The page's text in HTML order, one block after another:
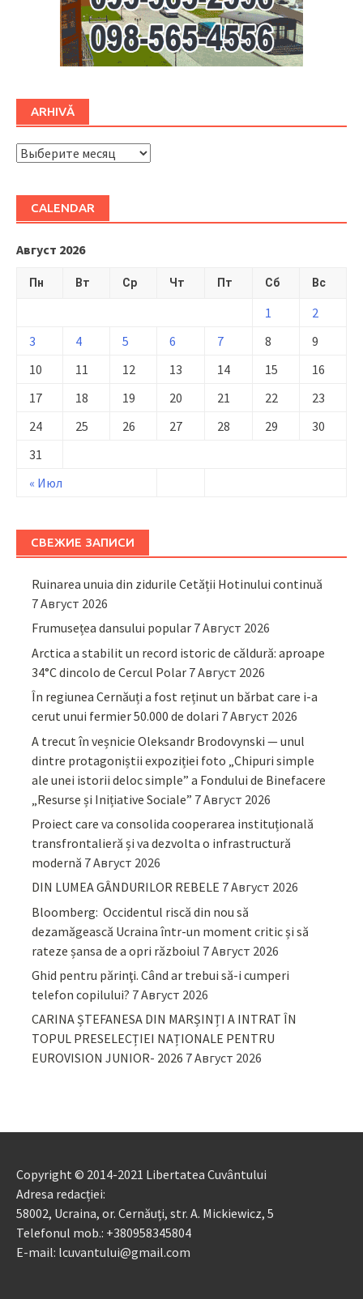
ARHIVĂ
ARHIVĂ
CALENDAR
Август 2026
Пн Вт Ср Чт Пт Сб Вс
« Июл
1
2
3
4 5 6 7 8
9
10
11 12 13 14 15
16
17
18 19 20 21 22
23
24
25 26 27 28 29
30
31
СВЕЖИЕ ЗАПИСИ
Ruinarea unuia din zidurile Cetății Hotinului continuă
7 Август 2026
Frumusețea dansului popular 7 Август 2026
Arctica a stabilit un record istoric de căldură: aproape
34°C dincolo de Cercul Polar 7 Август 2026
În regiunea Cernăuți a fost reținut un bărbat care i-a
cerut unui fermier 50.000 de dolari 7 Август 2026
A trecut în veșnicie Oleksandr Brodovynski — unul
dintre protagoniștii expoziției foto „Chipuri simple
ale unei istorii deloc simple” a Fondului de Binefacere
„Resurse și Inițiative Sociale” 7 Август 2026
Proiect care va consolida cooperarea instituțională
transfrontalieră și va dezvolta o infrastructură
modernă 7 Август 2026
DIN LUMEA GÂNDURILOR REBELE 7 Август 2026
Bloomberg: Occidentul riscă din nou să
dezamăgească Ucraina într-un moment critic și să
rateze șansa de a opri războiul 7 Август 2026
Ghid pentru părinţi. Când ar trebui să-i cumperi
telefon copilului? 7 Август 2026
CARINA ȘTEFANESA DIN MARȘINȚI A INTRAT ÎN
TOPUL PRESELECȚIEI NAȚIONALE PENTRU
EUROVISION JUNIOR- 2026 7 Август 2026
Copyright © 2014-2021 Libertatea Cuvântului
Adresa redacției:
58002, Ucraina, or. Cernăuți, str. A. Mickiewicz, 5
Telefonul mob.: +380958345804
E-mail: lcuvantului@gmail.com